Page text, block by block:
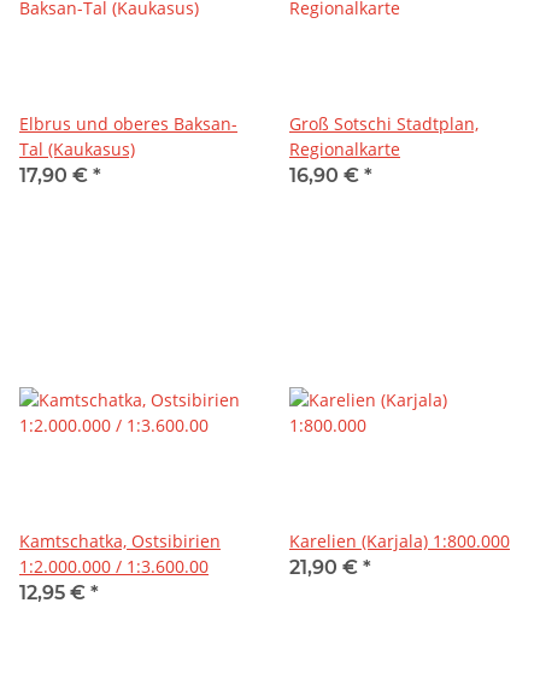
Elbrus und oberes Baksan-
Tal (Kaukasus)
17,90 € *
Groß Sotschi Stadtplan,
Regionalkarte
16,90 € *
Kamtschatka, Ostsibirien
1:2.000.000 / 1:3.600.00
12,95 € *
Karelien (Karjala) 1:800.000
21,90 € *